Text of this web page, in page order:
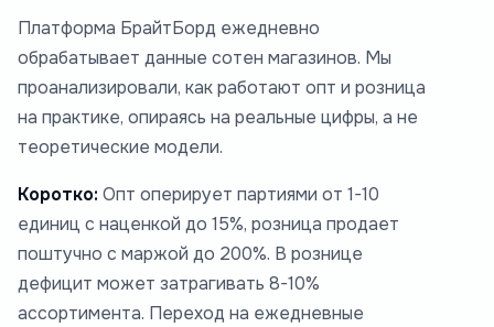
Платформа БрайтБорд ежедневно
обрабатывает данные сотен магазинов. Мы
проанализировали, как работают опт и розница
на практике, опираясь на реальные цифры, а не
теоретические модели.
Коротко: Опт оперирует партиями от 1-10
единиц с наценкой до 15%, розница продает
поштучно с маржой до 200%. В рознице
дефицит может затрагивать 8-10%
ассортимента. Переход на ежедневные